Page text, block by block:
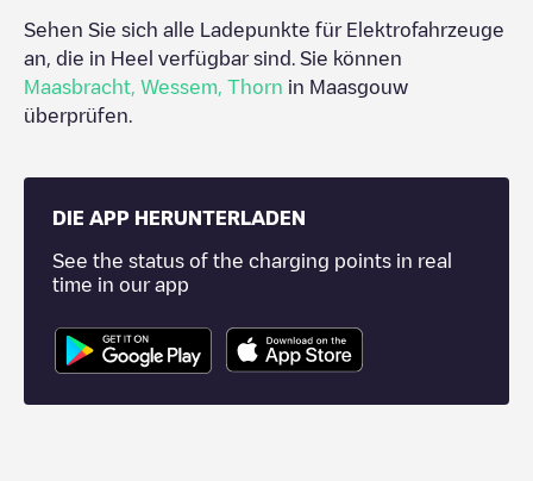
Sehen Sie sich alle Ladepunkte für Elektrofahrzeuge
an, die in Heel verfügbar sind. Sie können
Maasbracht Wessem Thorn in Maasgouw
überprüfen.
DIE APP HERUNTERLADEN
See the status of the charging points in real
time in our app